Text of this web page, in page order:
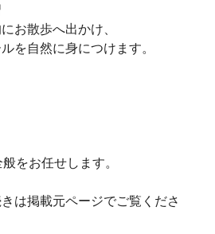
お散歩へ出かけ、
を自然に身につけます。
をお任せします。
は掲載元ページでご覧くださ